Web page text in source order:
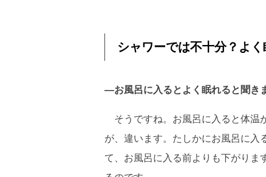
シャワーでは不十分？よ
―お風呂に入るとよく眠れると聞き
そうですね。お風呂に入ると体温
が、違います。たしかにお風呂に入
て、お風呂に入る前よりも下がりま